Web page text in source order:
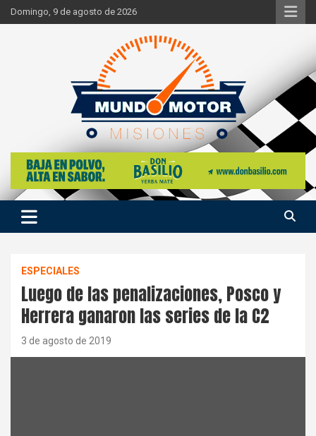
Skip
to
Domingo, 9 de agosto de 2026
Mundo Motor Misiones
Si hay ruido de motores ahí estaremos
ESPECIALES
Luego de las penalizaciones, Posco y
Herrera ganaron las series de la C2
3 de agosto de 2019